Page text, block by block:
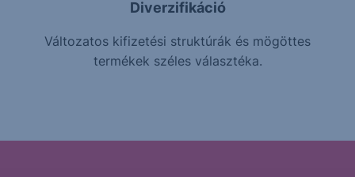
Diverzifikáció
Változatos kifizetési struktúrák és mögöttes
termékek széles választéka.